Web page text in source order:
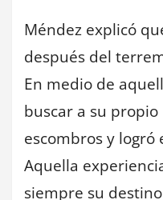
Méndez explicó
después del
En medio de
buscar a su
escombros y logró
Aquella
siempre su